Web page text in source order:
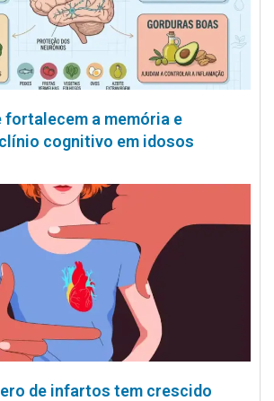
fortalecem a memória e
cognitivo em idosos
de infartos tem crescido